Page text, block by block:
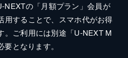
NEXTの「月額プラン」会員が
用することで、スマホ代がお得
。ご利用には別途「U-NEXT M
となります。